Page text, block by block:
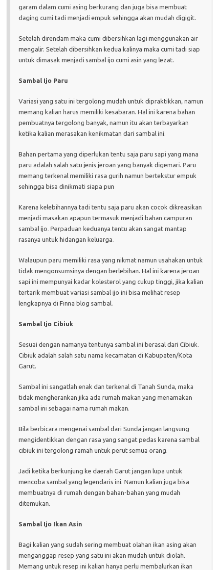
garam dalam cumi asing berkurang dan juga bisa membuat
daging cumi tadi menjadi empuk sehingga akan mudah digigit.
Setelah direndam maka cumi dibersihkan lagi menggunakan air
mengalir. Setelah dibersihkan kedua kalinya maka cumi tadi siap
untuk dimasak menjadi sambal ijo cumi asin yang lezat.
Sambal Ijo Paru
Variasi yang satu ini tergolong mudah untuk dipraktikkan, namun
memang kalian harus memiliki kesabaran. Hal ini karena bahan
pembuatnya tergolong banyak, namun itu akan terbayarkan
ketika kalian merasakan kenikmatan dari sambal ini.
Bahan pertama yang diperlukan tentu saja paru sapi yang mana
paru adalah salah satu jenis jeroan yang banyak digemari. Paru
memang terkenal memiliki rasa gurih namun bertekstur empuk
sehingga bisa dinikmati siapa pun
Karena kelebihannya tadi tentu saja paru akan cocok dikreasikan
menjadi masakan apapun termasuk menjadi bahan campuran
sambal ijo. Perpaduan keduanya tentu akan sangat mantap
rasanya untuk hidangan keluarga.
Walaupun paru memiliki rasa yang nikmat namun usahakan untuk
tidak mengonsumsinya dengan berlebihan. Hal ini karena jeroan
sapi ini mempunyai kadar kolesterol yang cukup tinggi, jika kalian
tertarik membuat variasi sambal ijo ini bisa melihat resep
lengkapnya di Finna blog sambal.
Sambal Ijo Cibiuk
Sesuai dengan namanya tentunya sambal ini berasal dari Cibiuk.
Cibiuk adalah salah satu nama kecamatan di Kabupaten/Kota
Garut.
Sambal ini sangatlah enak dan terkenal di Tanah Sunda, maka
tidak mengherankan jika ada rumah makan yang menamakan
sambal ini sebagai nama rumah makan.
Bila berbicara mengenai sambal dari Sunda jangan langsung
mengidentikkan dengan rasa yang sangat pedas karena sambal
cibiuk ini tergolong ramah untuk perut semua orang.
Jadi ketika berkunjung ke daerah Garut jangan lupa untuk
mencoba sambal yang legendaris ini. Namun kalian juga bisa
membuatnya di rumah dengan bahan-bahan yang mudah
ditemukan.
Sambal Ijo Ikan Asin
Bagi kalian yang sudah sering membuat olahan ikan asing akan
menganggap resep yang satu ini akan mudah untuk diolah.
Memang untuk resep ini kalian hanya perlu membalurkan ikan